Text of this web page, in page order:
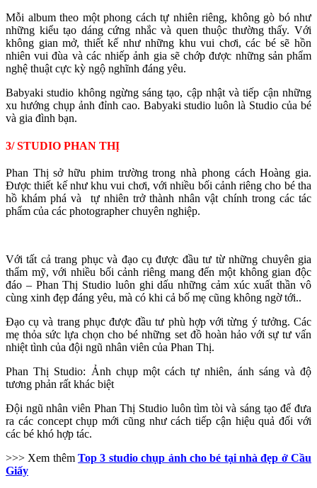
Mỗi album theo một phong cách tự nhiên riêng, không gò bó như
những kiểu tạo dáng cứng nhắc và quen thuộc thường thấy. Với
không gian mở, thiết kế như những khu vui chơi, các bé sẽ hồn
nhiên vui đùa và các nhiếp ảnh gia sẽ chớp được những sản phẩm
nghệ thuật cực kỳ ngộ nghĩnh đáng yêu.
Babyaki studio không ngừng sáng tạo, cập nhật và tiếp cận những
xu hướng chụp ảnh đỉnh cao. Babyaki studio luôn là Studio của bé
và gia đình bạn.
3/ STUDIO PHAN THỊ
Phan Thị sở hữu phim trường trong nhà phong cách Hoàng gia.
Được thiết kế như khu vui chơi, với nhiều bối cảnh riêng cho bé tha
hồ khám phá và tự nhiên trở thành nhân vật chính trong các tác
phẩm của các photographer chuyên nghiệp.
Với tất cả trang phục và đạo cụ được đầu tư từ những chuyên gia
thẩm mỹ, với nhiều bối cảnh riêng mang đến một không gian độc
đáo – Phan Thị Studio luôn ghi dấu những cảm xúc xuất thần vô
cùng xinh đẹp đáng yêu, mà có khi cả bố mẹ cũng không ngờ tới..
Đạo cụ và trang phục được đầu tư phù hợp với từng ý tưởng. Các
mẹ thỏa sức lựa chọn cho bé những set đồ hoàn hảo với sự tư vấn
nhiệt tình của đội ngũ nhân viên của Phan Thị.
Phan Thị Studio: Ảnh chụp một cách tự nhiên, ánh sáng và độ
tương phản rất khác biệt
Đội ngũ nhân viên Phan Thị Studio luôn tìm tòi và sáng tạo để đưa
ra các concept chụp mới cũng như cách tiếp cận hiệu quả đối với
các bé khó hợp tác.
>>> Xem thêmTop 3 studio chụp ảnh cho bé tại nhà đẹp ở Cầu
Giấy